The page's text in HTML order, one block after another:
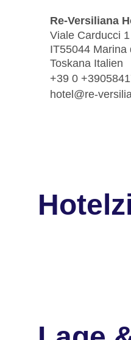
Re-Versiliana
Viale Carducci 1
IT55044 Marina
Toskana Italien
+39 0
hotel@re-